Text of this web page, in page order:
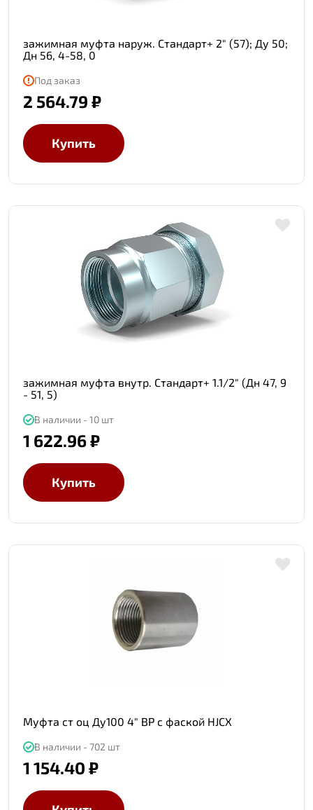
зажимная муфта наруж. Стандарт+ 2" (57); Ду 50;
Дн 56, 4-58, 0
Под заказ
2 564.79 ₽
Купить
зажимная муфта внутр. Стандарт+ 1.1/2" (Дн 47, 9
- 51, 5)
В наличии - 10 шт
1 622.96 ₽
Купить
Муфта ст оц Ду100 4" ВР с фаской HJCX
В наличии - 702 шт
1 154.40 ₽